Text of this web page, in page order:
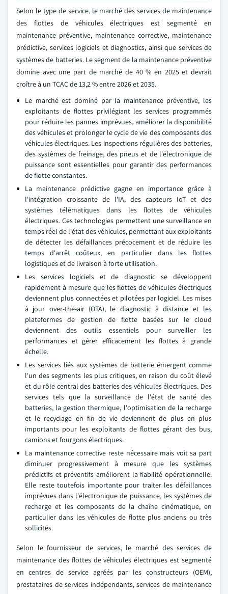
Selon le type de service, le marché des services de maintenance
des flottes de véhicules électriques est segmenté en
maintenance préventive, maintenance corrective, maintenance
prédictive, services logiciels et diagnostics, ainsi que services de
systèmes de batteries. Le segment de la maintenance préventive
domine avec une part de marché de 40 % en 2025 et devrait
croître à un TCAC de 13,2 % entre 2026 et 2035.
Le marché est dominé par la maintenance préventive, les
exploitants de flottes privilégiant les services programmés
pour réduire les pannes imprévues, améliorer la disponibilité
des véhicules et prolonger le cycle de vie des composants des
véhicules électriques. Les inspections régulières des batteries,
des systèmes de freinage, des pneus et de l'électronique de
puissance sont essentielles pour garantir des performances
de flotte constantes.
La maintenance prédictive gagne en importance grâce à
l'intégration croissante de l'IA, des capteurs IoT et des
systèmes télématiques dans les flottes de véhicules
électriques. Ces technologies permettent une surveillance en
temps réel de l'état des véhicules, permettant aux exploitants
de détecter les défaillances précocement et de réduire les
temps d'arrêt coûteux, en particulier dans les flottes
logistiques et de livraison à forte utilisation.
Les services logiciels et de diagnostic se développent
rapidement à mesure que les flottes de véhicules électriques
deviennent plus connectées et pilotées par logiciel. Les mises
à jour over-the-air (OTA), le diagnostic à distance et les
plateformes de gestion de flotte basées sur le cloud
deviennent des outils essentiels pour surveiller les
performances et gérer efficacement les flottes à grande
échelle.
Les services liés aux systèmes de batterie émergent comme
l'un des segments les plus critiques, en raison du coût élevé
et du rôle central des batteries des véhicules électriques. Des
services tels que la surveillance de l'état de santé des
batteries, la gestion thermique, l'optimisation de la recharge
et le recyclage en fin de vie deviennent de plus en plus
importants pour les exploitants de flottes gérant des bus,
camions et fourgons électriques.
La maintenance corrective reste nécessaire mais voit sa part
diminuer progressivement à mesure que les systèmes
prédictifs et préventifs améliorent la fiabilité opérationnelle.
Elle reste toutefois importante pour traiter les défaillances
imprévues dans l'électronique de puissance, les systèmes de
recharge et les composants de la chaîne cinématique, en
particulier dans les véhicules de flotte plus anciens ou très
sollicités.
Selon le fournisseur de services, le marché des services de
maintenance des flottes de véhicules électriques est segmenté
en centres de service agréés par les constructeurs (OEM),
prestataires de services indépendants, services de maintenance